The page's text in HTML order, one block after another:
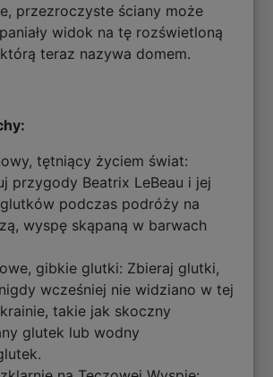
przezroczyste ściany może
widok na tę rozświetloną
teraz nazywa domem.
tętniący życiem świat:
przygody Beatrix LeBeau i jej
podczas podróży na
wyspę skąpaną w barwach
gibkie glutki: Zbieraj glutki,
wcześniej nie widziano w tej
takie jak skoczny
glutek lub wodny